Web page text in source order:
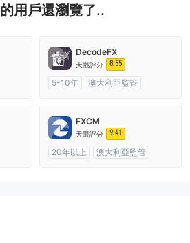
的用戶還瀏覽了..
DecodeFX
天眼評分 8.55
5-10年
澳大利亞監管
FXCM
天眼評分 9.41
20年以上
澳大利亞監管